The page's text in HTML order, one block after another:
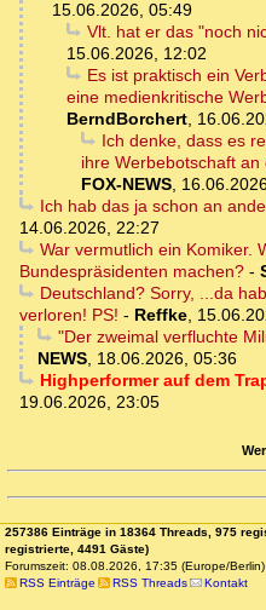
15.06.2026, 05:49
Vlt. hat er das "noch
15.06.2026, 12:02
Es ist praktisch ein
eine medienkritische
BerndBorchert,
Ich denke, dass es
ihre Werbebotschaft
FOX-NEWS,
Ich hab das ja schon an
14.06.2026, 22:27
War vermutlich ein Komiker.
Bundespräsidenten machen? -
Deutschland? Sorry, ...da
verloren! PS! - Reffke,
"Der zweimal verfluchte
NEWS, 18.06.2026, 05:36
Highperformer auf dem
19.06.2026, 23:05
257386 Einträge in 18364 Threads, 975
registrierte, 4491 Gäste)
Forumszeit: 08.08.2026, 17:35 (Europe/Berlin)
RSS Einträge
RSS Threads Kontakt